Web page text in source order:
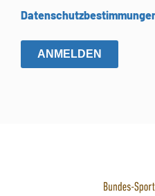
ANMELDEN